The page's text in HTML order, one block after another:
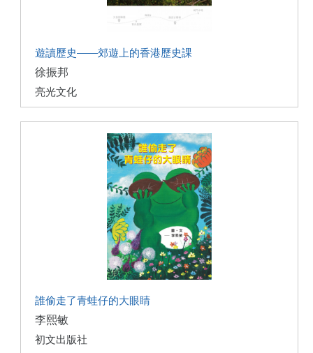
遊讀歷史——郊遊上的香港歷史課
徐振邦
亮光文化
誰偷走了青蛙仔的大眼睛
李熙敏
初文出版社